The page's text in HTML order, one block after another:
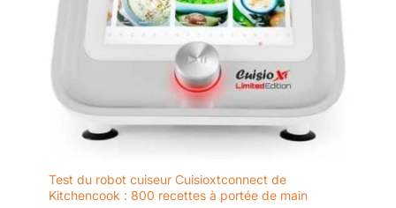
Test du robot cuiseur Cuisioxtconnect de
Kitchencook : 800 recettes à portée de main